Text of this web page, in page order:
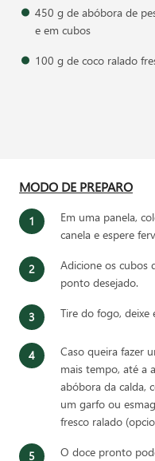
450 g de abóbora de
e em cubos
100 g de coco ralado
MODO DE PREPARO
Em uma panela,
canela e espere
Adicione os cubos
ponto desejado.
Tire do fogo, deixe
Caso queira fazer
mais tempo, até a
abóbora da calda,
um garfo ou
fresco ralado
O doce pronto